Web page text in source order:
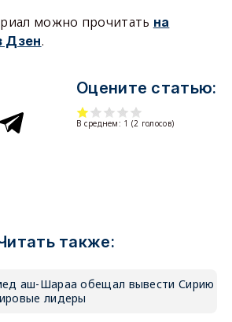
можно прочитать на
Дзен.
Оцените статью:
В среднем: 1 (2 голосов)
также:
аш-Шараа обещал вывести Сирию
лидеры